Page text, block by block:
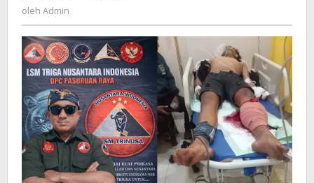
Protes:
"Polsek
Jangan
mandul"
oleh Admin